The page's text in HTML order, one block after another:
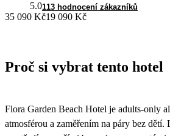
5.0113 hodnocení zákazníků
35 090 Kč19 090 Kč
Proč si vybrat tento hotel
Flora Garden Beach Hotel je adults-only
atmosférou a zaměřením na páry bez